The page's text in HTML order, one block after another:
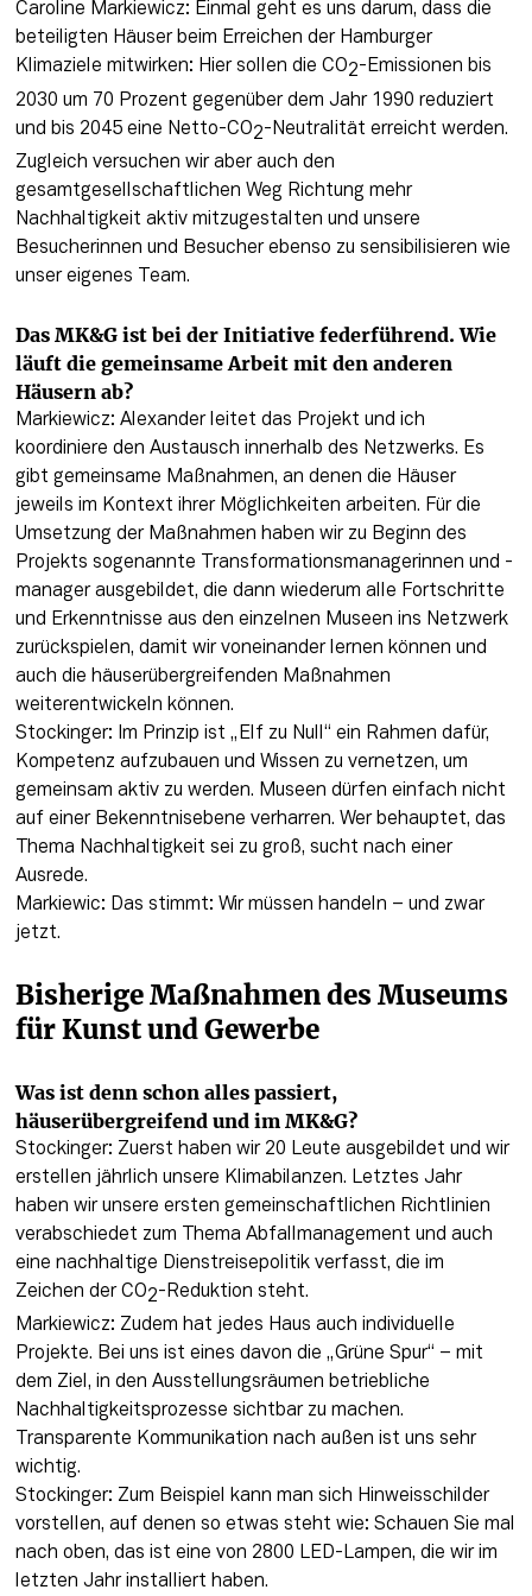
Caroline Markiewicz: Einmal geht es uns darum, dass die
beteiligten Häuser beim Erreichen der Hamburger
Klimaziele mitwirken: Hier sollen die CO2-Emissionen bis
2030 um 70 Prozent gegenüber dem Jahr 1990 reduziert
und bis 2045 eine Netto-CO2-Neutralität erreicht werden.
Zugleich versuchen wir aber auch den
gesamtgesellschaftlichen Weg Richtung mehr
Nachhaltigkeit aktiv mitzugestalten und unsere
Besucherinnen und Besucher ebenso zu sensibilisieren wie
unser eigenes Team.
Das MK&G ist bei der Initiative federführend. Wie
läuft die gemeinsame Arbeit mit den anderen
Häusern ab?
Markiewicz: Alexander leitet das Projekt und ich
koordiniere den Austausch innerhalb des Netzwerks. Es
gibt gemeinsame Maßnahmen, an denen die Häuser
jeweils im Kontext ihrer Möglichkeiten arbeiten. Für die
Umsetzung der Maßnahmen haben wir zu Beginn des
Projekts sogenannte Transformationsmanagerinnen und -
manager ausgebildet, die dann wiederum alle Fortschritte
und Erkenntnisse aus den einzelnen Museen ins Netzwerk
zurückspielen, damit wir voneinander lernen können und
auch die häuserübergreifenden Maßnahmen
weiterentwickeln können.
Stockinger: Im Prinzip ist „Elf zu Null“ ein Rahmen dafür,
Kompetenz aufzubauen und Wissen zu vernetzen, um
gemeinsam aktiv zu werden. Museen dürfen einfach nicht
auf einer Bekenntnisebene verharren. Wer behauptet, das
Thema Nachhaltigkeit sei zu groß, sucht nach einer
Ausrede.
Markiewic: Das stimmt: Wir müssen handeln – und zwar
jetzt.
Bisherige Maßnahmen des Museums
für Kunst und Gewerbe
Was ist denn schon alles passiert,
häuserübergreifend und im MK&G?
Stockinger: Zuerst haben wir 20 Leute ausgebildet und wir
erstellen jährlich unsere Klimabilanzen. Letztes Jahr
haben wir unsere ersten gemeinschaftlichen Richtlinien
verabschiedet zum Thema Abfallmanagement und auch
eine nachhaltige Dienstreisepolitik verfasst, die im
Zeichen der CO2-Reduktion steht.
Markiewicz: Zudem hat jedes Haus auch individuelle
Projekte. Bei uns ist eines davon die „Grüne Spur“ – mit
dem Ziel, in den Ausstellungsräumen betriebliche
Nachhaltigkeitsprozesse sichtbar zu machen.
Transparente Kommunikation nach außen ist uns sehr
wichtig.
Stockinger: Zum Beispiel kann man sich Hinweisschilder
vorstellen, auf denen so etwas steht wie: Schauen Sie mal
nach oben, das ist eine von 2800 LED-Lampen, die wir im
letzten Jahr installiert haben.